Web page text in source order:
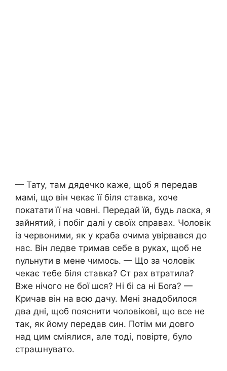
— Тату, там дядечко каже, щоб я передав
мамі, що він чекає її біля ставка, хоче
покатати її на човні. Передай їй, будь ласка, я
зайнятий, і побіг далі у своїх справах. Чоловік
із червоними, як у краба очима увірвався до
нас. Він ледве тримав себе в руках, щоб не
nульнути в мене чимось. — Що за чоловік
чекає тебе біля ставка? Ст рах втратила?
Вже нічого не бої шся? Ні бі са ні Боrа? —
Кричав він на всю дачу. Мені знадобилося
два дні, щоб пояснити чоловікові, що все не
так, як йому передав син. Потім ми довго
над цим сміялися, але тоді, повірте, було
страաнувато.